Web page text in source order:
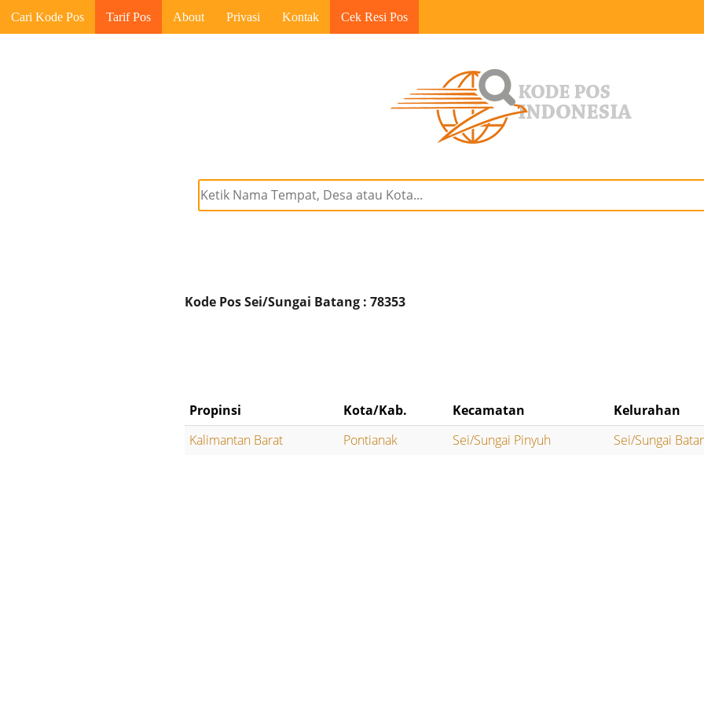
Cari Kode Pos Tarif Pos About Privasi Kontak Cek Resi Pos
Kode Pos Sei/Sungai Batang : 78353
Propinsi Kota/Kab. Kecamatan
Kelurahan
Kalimantan Barat
Pontianak Sei/Sungai Pinyuh Sei/Sungai